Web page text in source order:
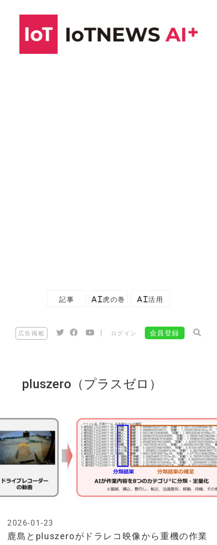
記事 AI虎の巻 AI活用
広告掲載 ログイン 会員登録
pluszero（プラスゼロ）
鹿島とpluszeroがドラレコ映像から重機の作業
2026-01-23